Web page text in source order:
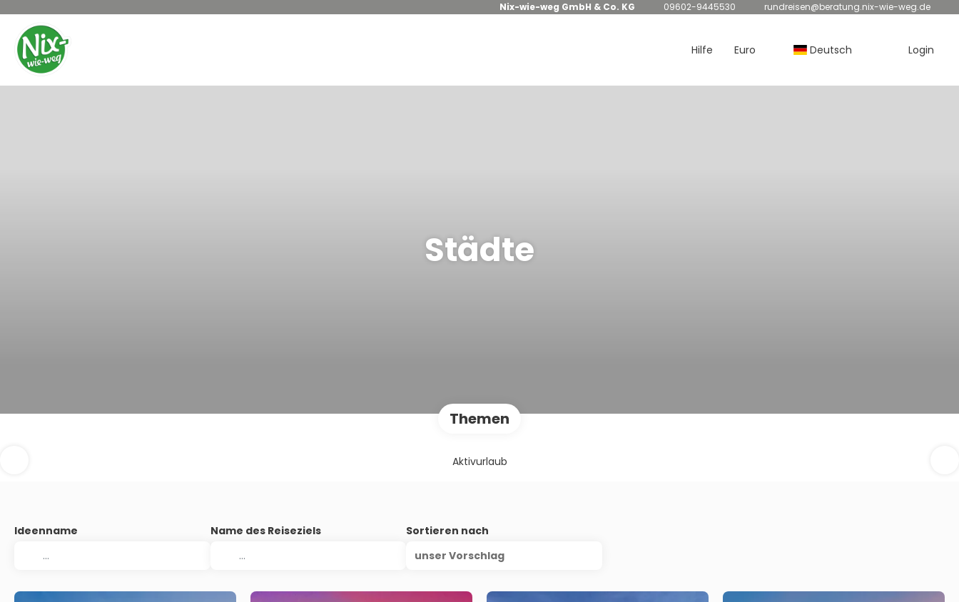
Nix-wie-weg GmbH & Co. KG 09602-9445530 rundreisen@beratung.nix-wie-weg.de
Hilfe Euro Deutsch Login
Städte
Themen
Aktivurlaub
Ideenname Name des Reiseziels
Sortieren nach
unser Vorschlag